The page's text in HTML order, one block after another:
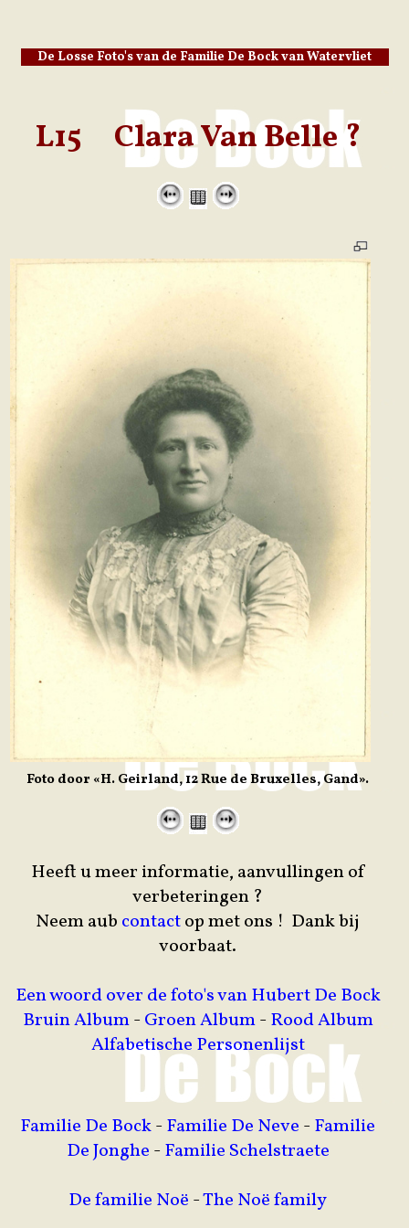
De Losse Foto's van de Familie De Bock van Watervliet
L15 Clara Van Belle ?
Foto door «H. Geirland, 12 Rue de Bruxelles, Gand».
Heeft u meer informatie, aanvullingen of
verbeteringen ?
Neem aub contactop met ons ! Dank bij
voorbaat.
Een woord over de foto's van Hubert De Bock
Bruin Album- Groen Album- Rood Album
Alfabetische Personenlijst
Familie De Bock- Familie De Neve - Familie
De Jonghe - Familie Schelstraete
De familie Noë -The Noë family